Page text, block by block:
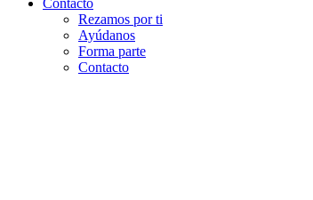
Contacto
Rezamos por ti
Ayúdanos
Forma parte
Contacto